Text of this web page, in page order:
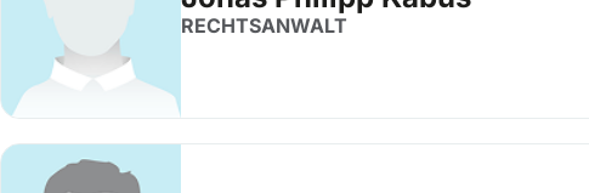
RECHTSANWALT